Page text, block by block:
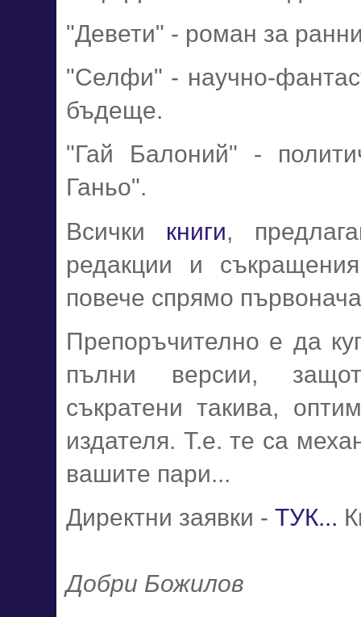
"Девети" - роман за
"Селфи" - научно-
бъдеще.
"Гай Балоний" -
Ганьо".
Всички книги,
редакции и
повече спрямо
Препоръчително е да
пълни версии,
съкратени такива,
издателя. Т.е. те са
вашите пари...
Директни заявки - ТУК...
Добри Божилов